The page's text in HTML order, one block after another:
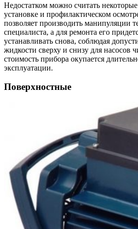
Недостатком можно считать
установке и профилактическом
позволяет производить манипуляции
специалиста, а для ремонта его
устанавливать снова, соблюдая
жидкости сверху и снизу для насосов
стоимость прибора окупается
эксплуатации.
Поверхностные